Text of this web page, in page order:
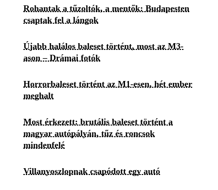
Rohantak a tűzoltók, a mentők: Budapesten
csaptak fel a lángok
Újabb halálos baleset történt, most az M3-
ason – Drámai fotók
Horrorbaleset történt az M1-esen, hét ember
meghalt
Most érkezett: brutális baleset történt a
magyar autópályán, tűz és roncsok
mindenfelé
Villanyoszlopnak csapódott egy autó